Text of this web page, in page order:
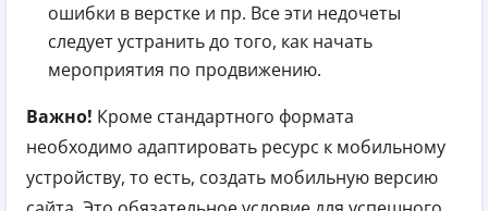
ошибки в верстке и пр. Все эти недочеты
следует устранить до того, как начать
мероприятия по продвижению.
Важно! Кроме стандартного формата
необходимо адаптировать ресурс к мобильному
устройству, то есть, создать мобильную версию